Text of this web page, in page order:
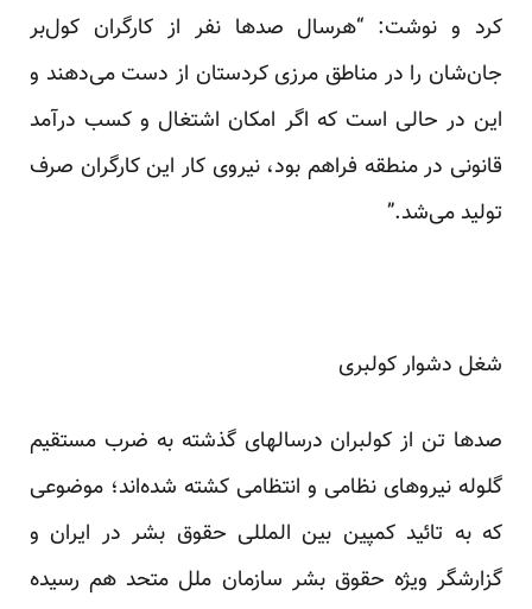
کرد و نوشت: “هرسال صد‌ها نفر از کارگران کول‌بر
جان‌شان را در مناطق مرزی کردستان از دست می‌دهند و
این در حالی است که اگر امکان اشتغال و کسب درآمد
قانونی در منطقه فراهم بود، نیروی کار این کارگران صرف
تولید می‌شد.”
شغل دشوار کولبری
صدها تن از کولبران درسالهای گذشته به ضرب مستقیم
گلوله نیروهای نظامی و انتظامی کشته شده‌اند؛ موضوعی
که به تائید کمپین بین المللی حقوق بشر در ایران و
گزارشگر ویژه حقوق بشر سازمان ملل متحد هم رسیده